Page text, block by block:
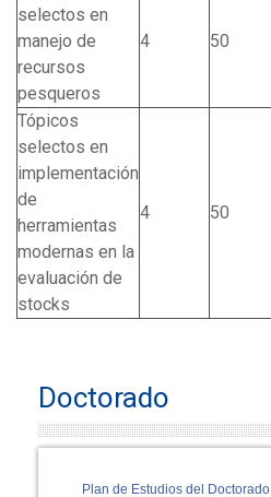
selectos en
manejo de
recursos
pesqueros
4 50
Tópicos
selectos en
implementación
de
herramientas
modernas en la
evaluación de
stocks
4 50
Doctorado
Plan de Estudios del Doctorado